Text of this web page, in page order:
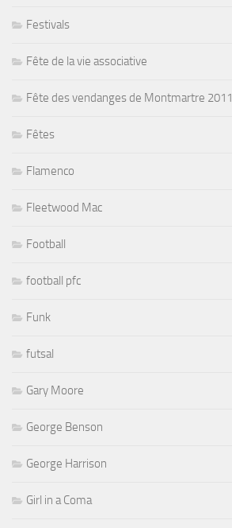
Festivals
Fête de la vie associative
Fête des vendanges de Montmartre 2011
Fêtes
Flamenco
Fleetwood Mac
Football
football pfc
Funk
futsal
Gary Moore
George Benson
George Harrison
Girl in a Coma